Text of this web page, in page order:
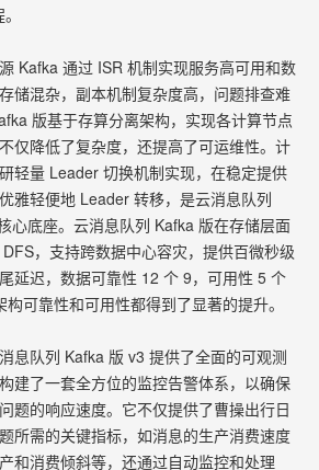
Kafka 通过 ISR 机制实现服务高可用和数
储混杂，副本机制复杂度高，问题排查难
版基于存算分离架构，实现各计算节点
仅降低了复杂度，还提高了可运维性。计
轻量 Leader 切换机制实现，在稳定提供
雅轻便地 Leader 转移，是云消息队列
心底座。云消息队列 Kafka 版在存储层面
，支持跨数据中心容灾，提供百微秒级
延迟，数据可靠性 12 个 9，可用性 5 个
可靠性和可用性都得到了显著的提升。
息队列 Kafka 版 v3 提供了全面的可观测
建了一套全方位的监控告警体系，以确保
题的响应速度。它不仅提供了曹操出行日
所需的关键指标，如消息的生产消费速度
和消费倾斜等，还通过自动监控和处理